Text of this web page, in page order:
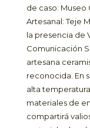
de caso:
Artesanal: Teje
la presencia de
Comunicación
artesana
reconocida. En
alta
materiales de
compartirá